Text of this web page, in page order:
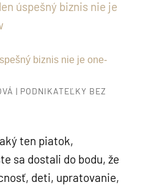
biznis nie je one-
| PODNIKATEĽKY BEZ
ten piatok,
sa dostali do bodu, že
deti, upratovanie,